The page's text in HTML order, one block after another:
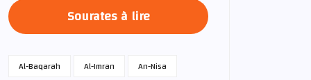
Sourates à lire
Al-Baqarah Al-Imran
An-Nisa